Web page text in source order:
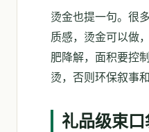
烫金也提一句。很
质感，烫金可以做
肥降解，面积要控
烫，否则环保叙事
礼品级束